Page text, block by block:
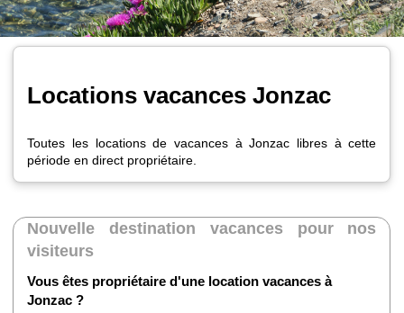
Locations vacances Jonzac
Toutes les locations de vacances à Jonzac libres à cette
période en direct propriétaire.
Nouvelle destination vacances pour nos
visiteurs
Vous êtes propriétaire d'une location vacances à
Jonzac ?